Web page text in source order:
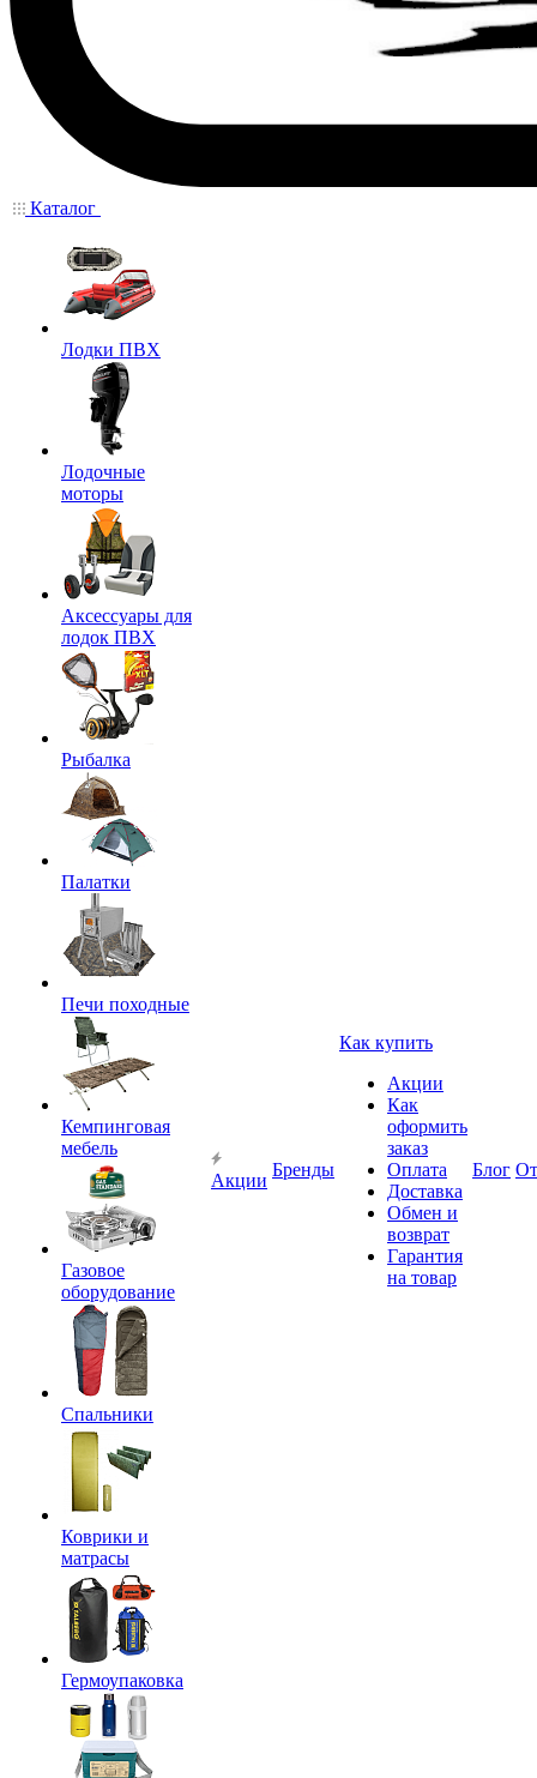
Каталог
Лодки ПВХ
Лодочные
моторы
Аксессуары для
лодок ПВХ
Рыбалка
Палатки
Печи походные
Кемпинговая
мебель
Газовое
оборудование
Спальники
Коврики и
матрасы
Гермоупаковка
Акции
Бренды
Как купить
Акции
Как
оформить
заказ
Оплата
Доставка
Обмен и
возврат
Гарантия
на товар
Блог